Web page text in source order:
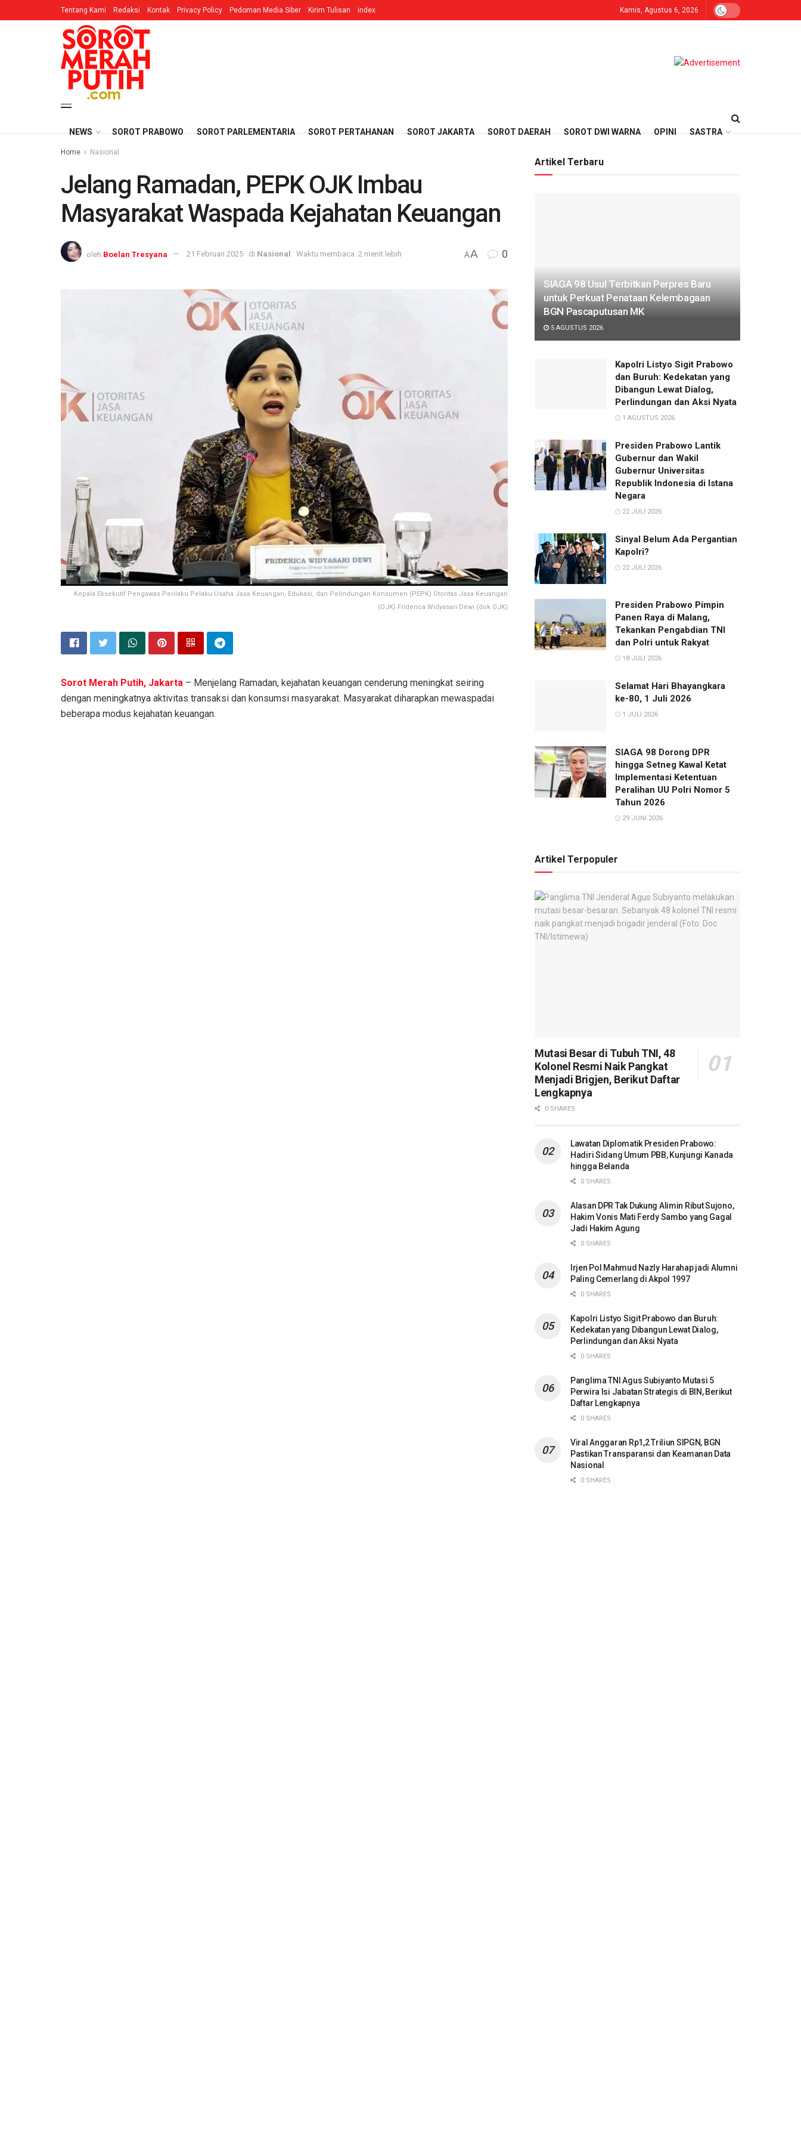
Tentang Kami Redaksi Kontak Privacy Policy Pedoman Media Siber Kirim Tulisan index Kamis, Agustus 6, 2026
NEWS SOROT PRABOWO SOROT PARLEMENTARIA SOROT PERTAHANAN SOROT JAKARTA SOROT DAERAH SOROT DWI WARNA OPINI SASTRA
Home Nasional
Jelang Ramadan, PEPK OJK Imbau
Masyarakat Waspada Kejahatan Keuangan
oleh Boelan Tresyana 21 Februari 2025 di Nasional Waktu membaca: 2 menit lebih AA 0
Kepala Eksekutif Pengawas Perilaku Pelaku Usaha Jasa Keuangan, Edukasi, dan Pelindungan Konsumen (PEPK) Otoritas Jasa Keuangan
(OJK) Friderica Widyasari Dewi (dok OJK)
Sorot Merah Putih, Jakarta – Menjelang Ramadan, kejahatan keuangan cenderung meningkat seiring
dengan meningkatnya aktivitas transaksi dan konsumsi masyarakat. Masyarakat diharapkan mewaspadai
beberapa modus kejahatan keuangan.
Artikel Terbaru
SIAGA 98 Usul Terbitkan Perpres Baru
untuk Perkuat Penataan Kelembagaan
BGN Pascaputusan MK
5 AGUSTUS 2026
Kapolri Listyo Sigit Prabowo
dan Buruh: Kedekatan yang
Dibangun Lewat Dialog,
Perlindungan dan Aksi Nyata
1 AGUSTUS 2026
Presiden Prabowo Lantik
Gubernur dan Wakil
Gubernur Universitas
Republik Indonesia di Istana
Negara
22 JULI 2026
Sinyal Belum Ada Pergantian
Kapolri?
22 JULI 2026
Presiden Prabowo Pimpin
Panen Raya di Malang,
Tekankan Pengabdian TNI
dan Polri untuk Rakyat
18 JULI 2026
Selamat Hari Bhayangkara
ke-80, 1 Juli 2026
1 JULI 2026
SIAGA 98 Dorong DPR
hingga Setneg Kawal Ketat
Implementasi Ketentuan
Peralihan UU Polri Nomor 5
Tahun 2026
29 JUNI 2026
Artikel Terpopuler
Mutasi Besar di Tubuh TNI, 48
Kolonel Resmi Naik Pangkat
Menjadi Brigjen, Berikut Daftar
Lengkapnya
0 SHARES
Lawatan Diplomatik Presiden Prabowo:
Hadiri Sidang Umum PBB, Kunjungi Kanada
hingga Belanda
0 SHARES
Alasan DPR Tak Dukung Alimin Ribut Sujono,
Hakim Vonis Mati Ferdy Sambo yang Gagal
Jadi Hakim Agung
0 SHARES
Irjen Pol Mahmud Nazly Harahap jadi Alumni
Paling Cemerlang di Akpol 1997
0 SHARES
Kapolri Listyo Sigit Prabowo dan Buruh:
Kedekatan yang Dibangun Lewat Dialog,
Perlindungan dan Aksi Nyata
0 SHARES
Panglima TNI Agus Subiyanto Mutasi 5
Perwira Isi Jabatan Strategis di BIN, Berikut
Daftar Lengkapnya
0 SHARES
Viral Anggaran Rp1,2 Triliun SIPGN, BGN
Pastikan Transparansi dan Keamanan Data
Nasional
0 SHARES